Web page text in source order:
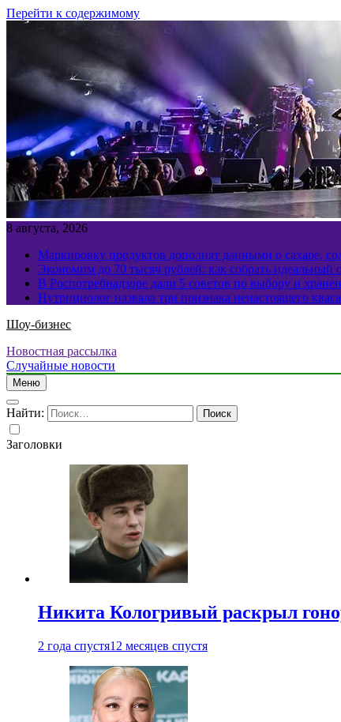
Перейти к содержимому
8 августа, 2026
Маркировку продуктов дополнят данными о сахаре,
Экономим до 70 тысяч рублей: как собрать идеальный
В Роспотребнадзоре дали 5 советов по выбору и
Нутрициолог назвала три признака ненастоящего кваса
Шоу-бизнес
Новостная рассылка
Случайные новости
Меню
Найти:
Заголовки
Никита Кологривый раскрыл
2 года спустя12 месяцев спустя